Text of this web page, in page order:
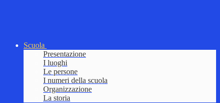
Scuola
Presentazione
I luoghi
Le persone
I numeri della scuola
Organizzazione
La storia